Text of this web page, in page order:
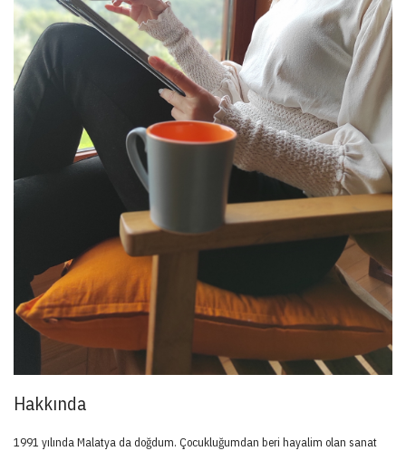
Hakkında
1991 yılında Malatya da doğdum. Çocukluğumdan beri hayalim olan sanat